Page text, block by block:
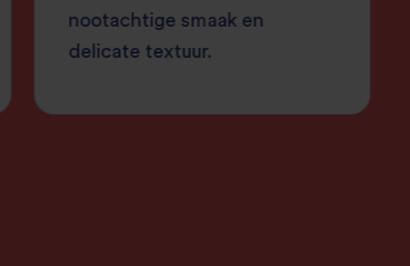
nootachtige smaak en
delicate textuur.